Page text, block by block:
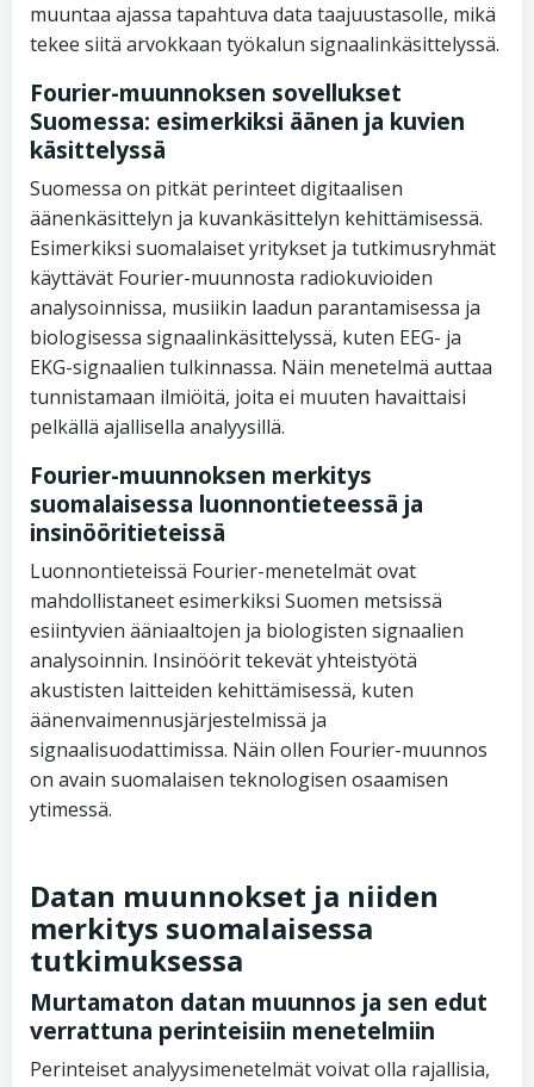
muuntaa ajassa tapahtuva data taajuustasolle, mikä
tekee siitä arvokkaan työkalun signaalinkäsittelyssä.
Fourier-muunnoksen sovellukset
Suomessa: esimerkiksi äänen ja kuvien
käsittelyssä
Suomessa on pitkät perinteet digitaalisen
äänenkäsittelyn ja kuvankäsittelyn kehittämisessä.
Esimerkiksi suomalaiset yritykset ja tutkimusryhmät
käyttävät Fourier-muunnosta radiokuvioiden
analysoinnissa, musiikin laadun parantamisessa ja
biologisessa signaalinkäsittelyssä, kuten EEG- ja
EKG-signaalien tulkinnassa. Näin menetelmä auttaa
tunnistamaan ilmiöitä, joita ei muuten havaittaisi
pelkällä ajallisella analyysillä.
Fourier-muunnoksen merkitys
suomalaisessa luonnontieteessä ja
insinööritieteissä
Luonnontieteissä Fourier-menetelmät ovat
mahdollistaneet esimerkiksi Suomen metsissä
esiintyvien ääniaaltojen ja biologisten signaalien
analysoinnin. Insinöörit tekevät yhteistyötä
akustisten laitteiden kehittämisessä, kuten
äänenvaimennusjärjestelmissä ja
signaalisuodattimissa. Näin ollen Fourier-muunnos
on avain suomalaisen teknologisen osaamisen
ytimessä.
Datan muunnokset ja niiden
merkitys suomalaisessa
tutkimuksessa
Murtamaton datan muunnos ja sen edut
verrattuna perinteisiin menetelmiin
Perinteiset analyysimenetelmät voivat olla rajallisia,